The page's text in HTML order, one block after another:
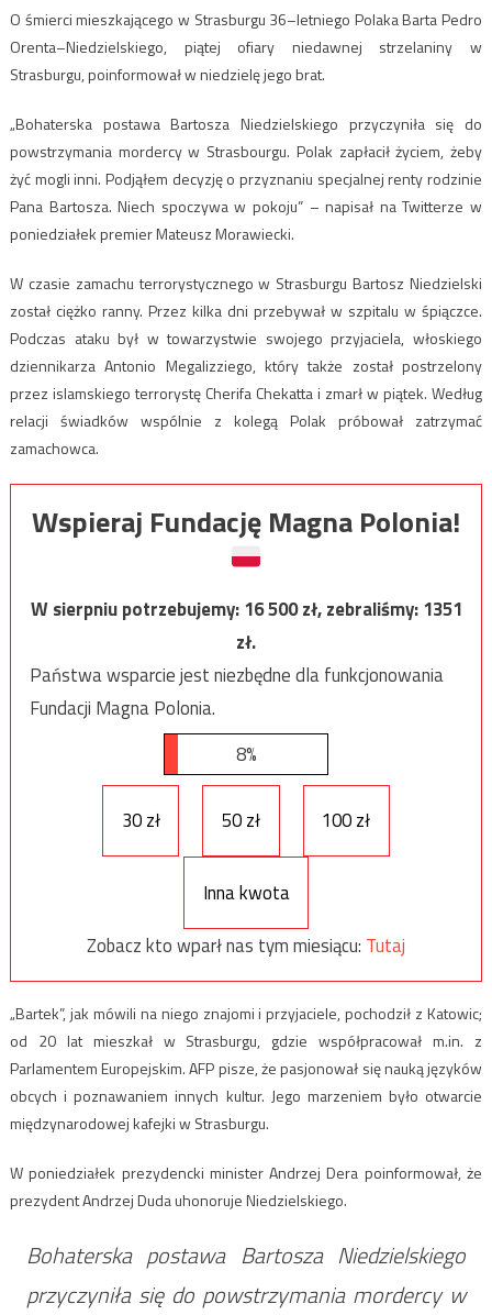
O śmierci mieszkającego w Strasburgu 36–letniego Polaka Barta Pedro
Orenta–Niedzielskiego, piątej ofiary niedawnej strzelaniny w
Strasburgu, poinformował w niedzielę jego brat.
„Bohaterska postawa Bartosza Niedzielskiego przyczyniła się do
powstrzymania mordercy w Strasbourgu. Polak zapłacił życiem, żeby
żyć mogli inni. Podjąłem decyzję o przyznaniu specjalnej renty rodzinie
Pana Bartosza. Niech spoczywa w pokoju” – napisał na Twitterze w
poniedziałek premier Mateusz Morawiecki.
W czasie zamachu terrorystycznego w Strasburgu Bartosz Niedzielski
został ciężko ranny. Przez kilka dni przebywał w szpitalu w śpiączce.
Podczas ataku był w towarzystwie swojego przyjaciela, włoskiego
dziennikarza Antonio Megalizziego, który także został postrzelony
przez islamskiego terrorystę Cherifa Chekatta i zmarł w piątek. Według
relacji świadków wspólnie z kolegą Polak próbował zatrzymać
zamachowca.
Wspieraj Fundację Magna Polonia!
W sierpniu potrzebujemy:16 500zł, zebraliśmy:1351
zł.
Państwa wsparcie jest niezbędne dla funkcjonowania
Fundacji Magna Polonia.
8%
30 zł 50 zł 100 zł
Inna kwota
Zobacz kto wparł nas tym miesiącu: Tutaj
„Bartek”, jak mówili na niego znajomi i przyjaciele, pochodził z Katowic;
od 20 lat mieszkał w Strasburgu, gdzie współpracował m.in. z
Parlamentem Europejskim. AFP pisze, że pasjonował się nauką języków
obcych i poznawaniem innych kultur. Jego marzeniem było otwarcie
międzynarodowej kafejki w Strasburgu.
W poniedziałek prezydencki minister Andrzej Dera poinformował, że
prezydent Andrzej Duda uhonoruje Niedzielskiego.
Bohaterska postawa Bartosza Niedzielskiego
przyczyniła się do powstrzymania mordercy w